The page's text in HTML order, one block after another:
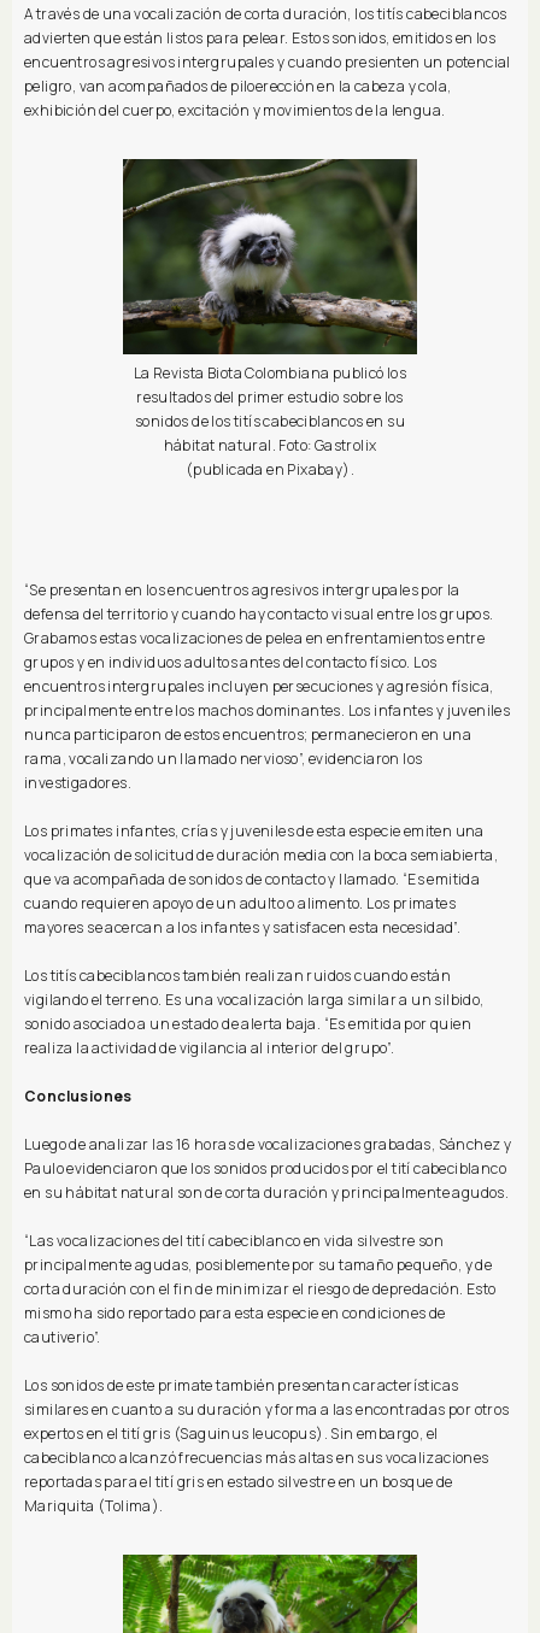
A través de una vocalización de corta duración, los titís cabeciblancos
advierten que están listos para pelear. Estos sonidos, emitidos en los
encuentros agresivos intergrupales y cuando presienten un potencial
peligro, van acompañados de piloerección en la cabeza y cola,
exhibición del cuerpo, excitación y movimientos de la lengua.
La Revista Biota Colombiana publicó los
resultados del primer estudio sobre los
sonidos de los titís cabeciblancos en su
hábitat natural. Foto: Gastrolix
(publicada en Pixabay).
“Se presentan en los encuentros agresivos intergrupales por la
defensa del territorio y cuando hay contacto visual entre los grupos.
Grabamos estas vocalizaciones de pelea en enfrentamientos entre
grupos y en individuos adultos antes del contacto físico. Los
encuentros intergrupales incluyen persecuciones y agresión física,
principalmente entre los machos dominantes. Los infantes y juveniles
nunca participaron de estos encuentros; permanecieron en una
rama, vocalizando un llamado nervioso”, evidenciaron los
investigadores.
Los primates infantes, crías y juveniles de esta especie emiten una
vocalización de solicitud de duración media con la boca semiabierta,
que va acompañada de sonidos de contacto y llamado. “Es emitida
cuando requieren apoyo de un adulto o alimento. Los primates
mayores se acercan a los infantes y satisfacen esta necesidad”.
Los titís cabeciblancos también realizan ruidos cuando están
vigilando el terreno. Es una vocalización larga similar a un silbido,
sonido asociado a un estado de alerta baja. “Es emitida por quien
realiza la actividad de vigilancia al interior del grupo”.
Conclusiones
Luego de analizar las 16 horas de vocalizaciones grabadas, Sánchez y
Paulo evidenciaron que los sonidos producidos por el tití cabeciblanco
en su hábitat natural son de corta duración y principalmente agudos.
“Las vocalizaciones del tití cabeciblanco en vida silvestre son
principalmente agudas, posiblemente por su tamaño pequeño, y de
corta duración con el fin de minimizar el riesgo de depredación. Esto
mismo ha sido reportado para esta especie en condiciones de
cautiverio”.
Los sonidos de este primate también presentan características
similares en cuanto a su duración y forma a las encontradas por otros
expertos en el tití gris (Saguinus leucopus). Sin embargo, el
cabeciblanco alcanzó frecuencias más altas en sus vocalizaciones
reportadas para el tití gris en estado silvestre en un bosque de
Mariquita (Tolima).